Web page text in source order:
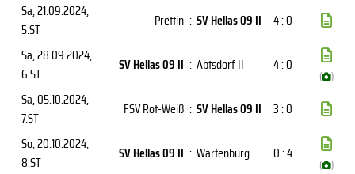
Sa, 21.09.2024,
5.ST
Prettin : SV Hellas 09 II
4 : 0
Sa, 28.09.2024,
6.ST
SV Hellas 09 II : Abtsdorf II 4 : 0
( )
Sa, 05.10.2024,
7.ST
FSV Rot-Weiß : SV Hellas 09 II
3 : 0
So, 20.10.2024,
8.ST
SV Hellas 09 II : Wartenburg 0 : 4
( )